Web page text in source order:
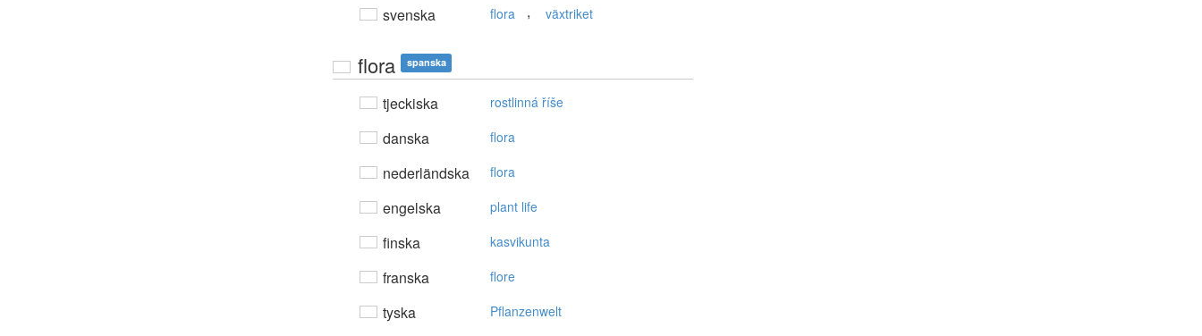
svenska flora , växtriket
flora spanska
tjeckiska rostlinná říše
danska flora
nederländska flora
engelska plant life
finska kasvikunta
franska flore
tyska Pflanzenwelt